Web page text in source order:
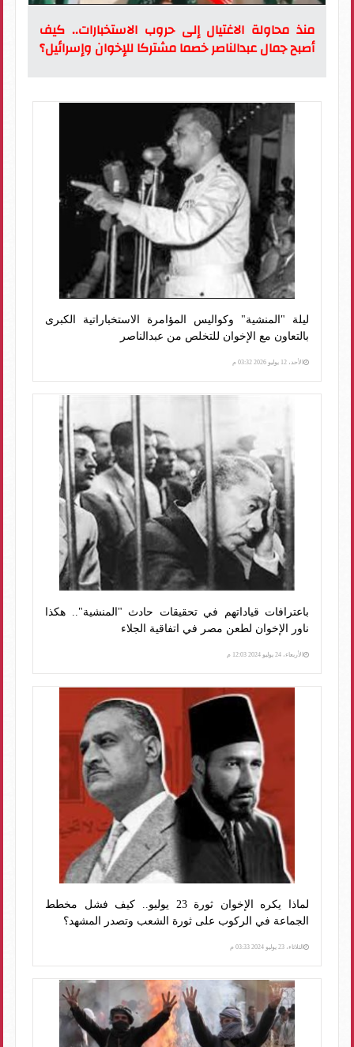
منذ محاولة الاغتيال إلى حروب الاستخبارات.. كيف
أصبح جمال عبدالناصر خصما مشتركا للإخوان وإسرائيل؟
ليلة "المنشية" وكواليس المؤامرة الاستخباراتية الكبرى
بالتعاون مع الإخوان للتخلص من عبدالناصر
الأحد، 12 يوليو 2026 03:32 م
باعترافات قياداتهم في تحقيقات حادث "المنشية".. هكذا
ناور الإخوان لطعن مصر في اتفاقية الجلاء
الأربعاء، 24 يوليو 2024 12:03 م
لماذا يكره الإخوان ثورة 23 يوليو.. كيف فشل مخطط
الجماعة في الركوب على ثورة الشعب وتصدر المشهد؟
الثلاثاء، 23 يوليو 2024 03:33 م